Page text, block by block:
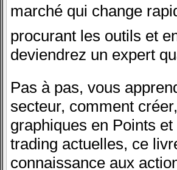
marché qui change
procurant les outils et
deviendrez un expert
Pas à pas, vous
secteur, comment
graphiques en Points
trading actuelles, ce
connaissance aux